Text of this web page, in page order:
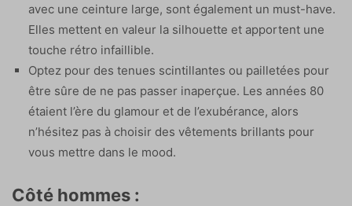
avec une ceinture large, sont également un must-have.
Elles mettent en valeur la silhouette et apportent une
touche rétro infaillible.
Optez pour des tenues scintillantes ou pailletées pour
être sûre de ne pas passer inaperçue. Les années 80
étaient l’ère du glamour et de l’exubérance, alors
n’hésitez pas à choisir des vêtements brillants pour
vous mettre dans le mood.
Côté hommes :